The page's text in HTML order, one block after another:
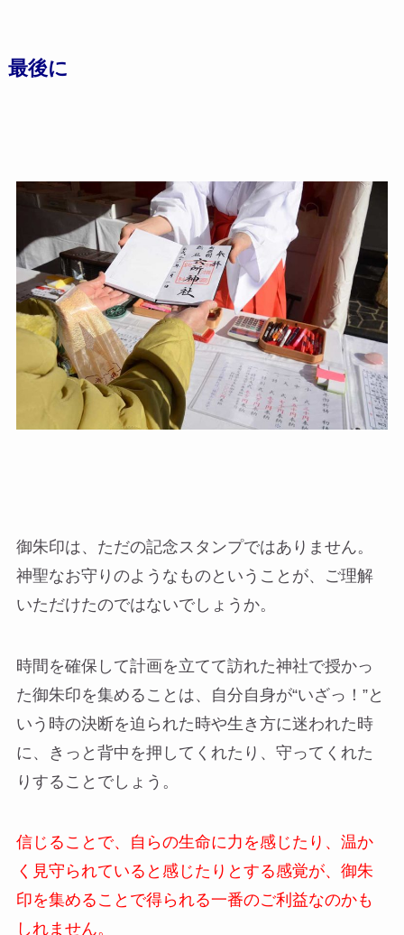
最後に
御朱印は、ただの記念スタンプではありません。
神聖なお守りのようなものということが、ご理解
いただけたのではないでしょうか。
時間を確保して計画を立てて訪れた神社で授かっ
た御朱印を集めることは、自分自身が“いざっ！”と
いう時の決断を迫られた時や生き方に迷われた時
に、きっと背中を押してくれたり、守ってくれた
りすることでしょう。
信じることで、自らの生命に力を感じたり、温か
く見守られていると感じたりとする感覚が、御朱
印を集めることで得られる一番のご利益なのかも
しれません。